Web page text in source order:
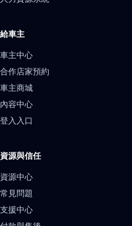
給車主
車主中心
合作店家預約
車主商城
內容中心
登入入口
資源與信任
資源中心
常見問題
支援中心